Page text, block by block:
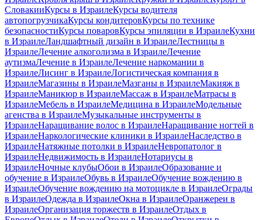
СловакииКурсы в ИзраилеКурсы водителя
автопогрузчикаКурсы кондитеровКурсы по технике
безопасностиКурсы поваровКурсы эпиляции в ИзраилеКухни
в ИзраилеЛандшафтный дизайн в ИзраилеЛестницы в
ИзраилеЛечение алкоголизма в ИзраилеЛечение
аутизмаЛечение в ИзраилеЛечение наркомании в
ИзраилеЛисинг в ИзраилеЛогистическая компания в
ИзраилеМагазины в ИзраилеМазганы в ИзраилеМакияж в
ИзраилеМаникюр в ИзраилеМассаж в ИзраилеМатрасы в
ИзраилеМебель в ИзраилеМедицина в ИзраилеМодельные
агенства в ИзраилеМузыкальные инструменты в
ИзраилеНаращивание волос в ИзраилеНаращивание ногтей в
ИзраилеНаркологические клиники в ИзраилеНаследство в
ИзраилеНатяжные потолки в ИзраилеНевропатолог в
ИзраилеНедвижимость в ИзраилеНотариусы в
ИзраилеНочные клубыОбои в ИзраилеОбразование и
обучение в ИзраилеОбувь в ИзраилеОбучение вождению в
ИзраилеОбучение вождению на мотоцикле в ИзраилеОграды
в ИзраилеОдежда в ИзраилеОкна в ИзраилеОранжереи в
ИзраилеОрганизация торжеств в ИзраилеОтдых в